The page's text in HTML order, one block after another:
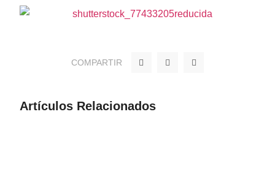
COMPARTIR
a
o
o
w
o
Artículos Relacionados